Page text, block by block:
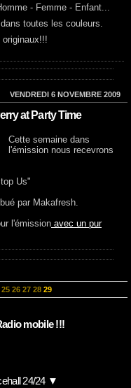
- Femme - Enfant...
toutes les couleurs.
originaux!!!
VENDREDI 6 NOVEMBRE 2009
at Party Time
Cette semaine dans
l'émission nous recevrons
Us"
par Makafresh.
l'émission avec un pur
25 26 27 28 29
mobile !!!
24/24 ▼